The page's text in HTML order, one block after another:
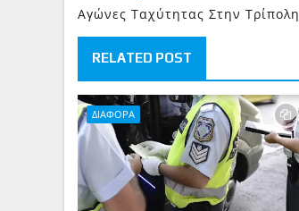
Αγώνες Ταχύτητας Στην Τρίπολη
RELATED POST
ΔΙΑΦΟΡΑ